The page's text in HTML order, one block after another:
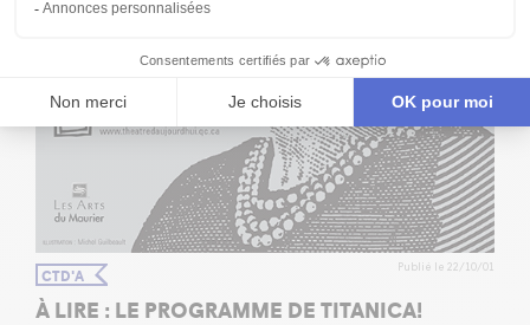
CTD'A Publié le 22/10/01
À LIRE : LE PROGRAMME DE TITANICA!